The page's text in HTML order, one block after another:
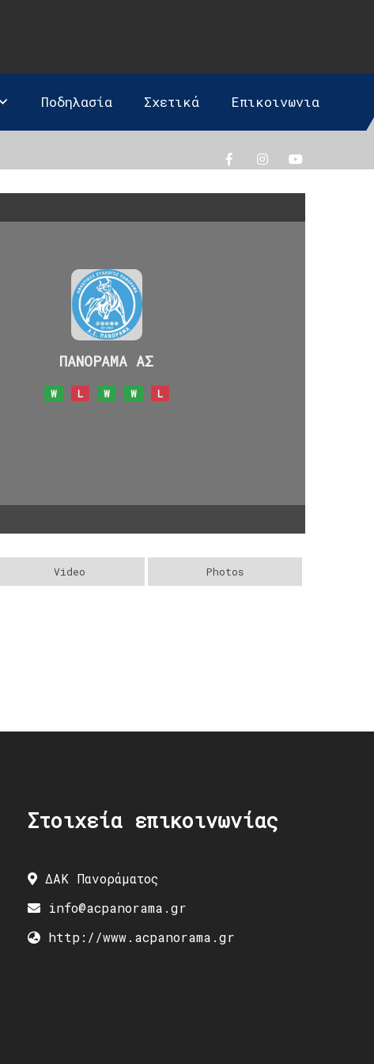
Ποδηλασία Σχετικά Επικοινωνια
ΠΑΝΟΡΑΜΑ ΑΣ
W L W W L
Video Photos
Στοιχεία επικοινωνίας
ΔΑΚ Πανοράματος
info@acpanorama.gr
http://www.acpanorama.gr